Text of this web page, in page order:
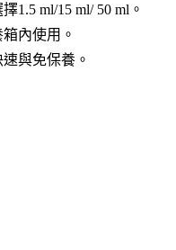
1.5 ml/15 ml/ 50 ml。
內使用。
與免保養。